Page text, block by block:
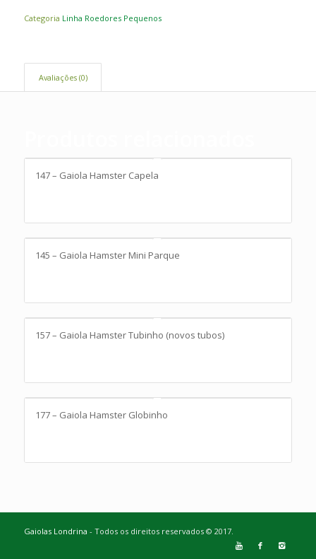
Categoria Linha Roedores Pequenos
Avaliações (0)
147 – Gaiola Hamster Capela
145 – Gaiola Hamster Mini Parque
2
157 – Gaiola Hamster Tubinho (novos tubos)
177 – Gaiola Hamster Globinho
Gaiolas Londrina - Todos os direitos reservados © 2017.